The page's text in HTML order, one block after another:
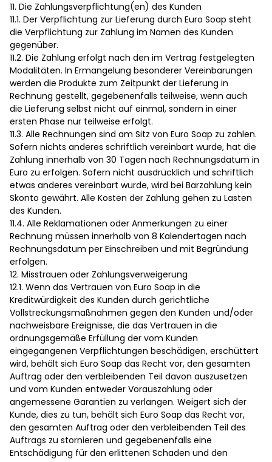
11. Die Zahlungsverpflichtung(en) des Kunden
11.1. Der Verpflichtung zur Lieferung durch Euro Soap steht
die Verpflichtung zur Zahlung im Namen des Kunden
gegenüber.
11.2. Die Zahlung erfolgt nach den im Vertrag festgelegten
Modalitäten. In Ermangelung besonderer Vereinbarungen
werden die Produkte zum Zeitpunkt der Lieferung in
Rechnung gestellt, gegebenenfalls teilweise, wenn auch
die Lieferung selbst nicht auf einmal, sondern in einer
ersten Phase nur teilweise erfolgt.
11.3. Alle Rechnungen sind am Sitz von Euro Soap zu zahlen.
Sofern nichts anderes schriftlich vereinbart wurde, hat die
Zahlung innerhalb von 30 Tagen nach Rechnungsdatum in
Euro zu erfolgen. Sofern nicht ausdrücklich und schriftlich
etwas anderes vereinbart wurde, wird bei Barzahlung kein
Skonto gewährt. Alle Kosten der Zahlung gehen zu Lasten
des Kunden.
11.4. Alle Reklamationen oder Anmerkungen zu einer
Rechnung müssen innerhalb von 8 Kalendertagen nach
Rechnungsdatum per Einschreiben und mit Begründung
erfolgen.
12. Misstrauen oder Zahlungsverweigerung
12.1. Wenn das Vertrauen von Euro Soap in die
Kreditwürdigkeit des Kunden durch gerichtliche
Vollstreckungsmaßnahmen gegen den Kunden und/oder
nachweisbare Ereignisse, die das Vertrauen in die
ordnungsgemäße Erfüllung der vom Kunden
eingegangenen Verpflichtungen beschädigen, erschüttert
wird, behält sich Euro Soap das Recht vor, den gesamten
Auftrag oder den verbleibenden Teil davon auszusetzen
und vom Kunden entweder Vorauszahlung oder
angemessene Garantien zu verlangen. Weigert sich der
Kunde, dies zu tun, behält sich Euro Soap das Recht vor,
den gesamten Auftrag oder den verbleibenden Teil des
Auftrags zu stornieren und gegebenenfalls eine
Entschädigung für den erlittenen Schaden und den